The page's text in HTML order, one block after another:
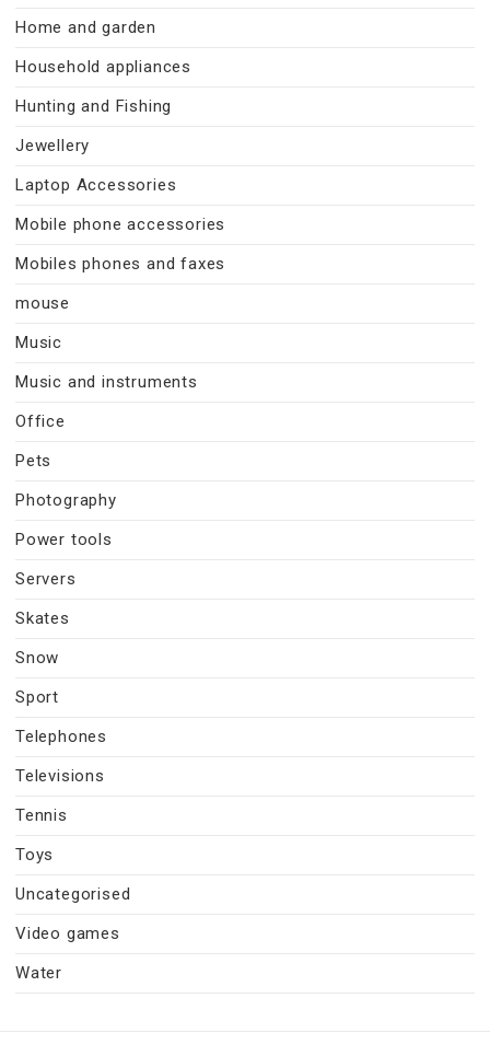
Home and garden
Household appliances
Hunting and Fishing
Jewellery
Laptop Accessories
Mobile phone accessories
Mobiles phones and faxes
mouse
Music
Music and instruments
Office
Pets
Photography
Power tools
Servers
Skates
Snow
Sport
Telephones
Televisions
Tennis
Toys
Uncategorised
Video games
Water